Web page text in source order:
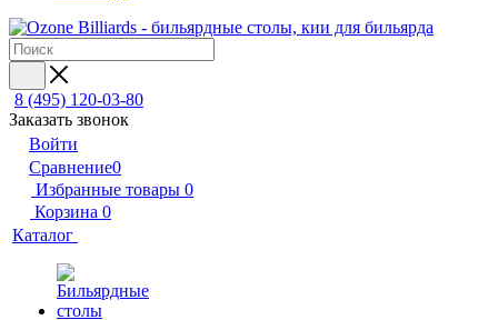
8 (495) 120-03-80
Заказать звонок
Войти
Сравнение0
Избранные товары 0
Корзина 0
Каталог